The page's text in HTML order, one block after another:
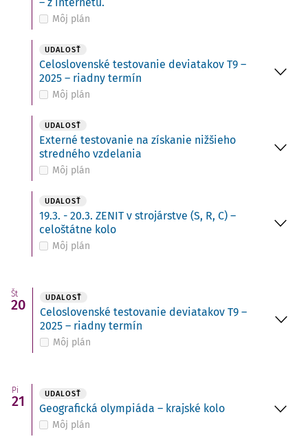
Môj plán
UDALOSŤ
Celoslovenské testovanie deviatakov T9 –
2025 – riadny termín
Môj plán
UDALOSŤ
Externé testovanie na získanie nižšieho
stredného vzdelania
Môj plán
UDALOSŤ
19.3. - 20.3. ZENIT v strojárstve (S, R, C) –
celoštátne kolo
Môj plán
Št
20 UDALOSŤ
Celoslovenské testovanie deviatakov T9 –
2025 – riadny termín
Môj plán
Pi
21 UDALOSŤ
Geografická olympiáda – krajské kolo
Môj plán